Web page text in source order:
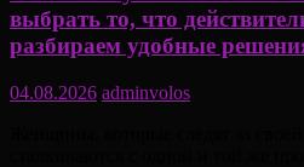
выбрать то, что
разбираем удобные
04.08.2026 adminvolos